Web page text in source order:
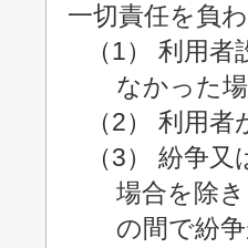
一切責任を負
（1） 利用
なかった
（2） 利用
（3） 紛争
場合を除
の間で紛